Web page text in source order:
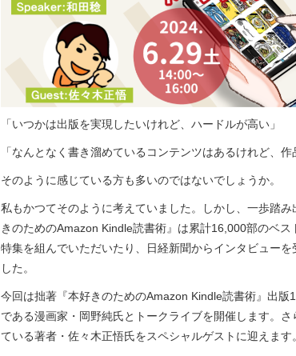
「いつかは出版を実現したいけれど、ハードルが高い」
「なんとなく書き溜めているコンテンツはあるけれど、作
そのように感じている方も多いのではないでしょうか。
私もかつてそのように考えていました。しかし、一歩踏
きのためのAmazon Kindle読書術』は累計16,000部のベ
特集を組んでいただいたり、日経新聞からインタビュー
した。
今回は拙著『本好きのためのAmazon Kindle読書術』出
である漫画家・岡野純氏とトークライブを開催します。
ている著者・佐々木正悟氏をスペシャルゲストに迎えます。